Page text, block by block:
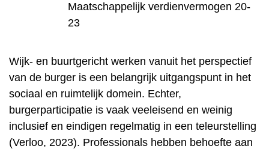
Maatschappelijk verdienvermogen 20-
23
Wijk- en buurtgericht werken vanuit het perspectief
van de burger is een belangrijk uitgangspunt in het
sociaal en ruimtelijk domein. Echter,
burgerparticipatie is vaak veeleisend en weinig
inclusief en eindigen regelmatig in een teleurstelling
(Verloo, 2023). Professionals hebben behoefte aan